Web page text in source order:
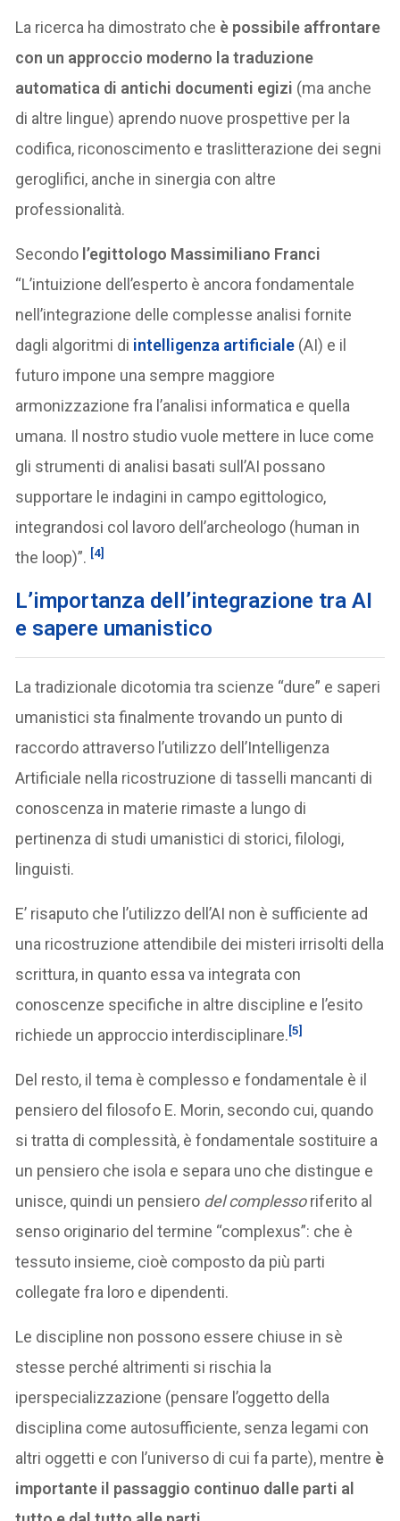
La ricerca ha dimostrato che è possibile affrontare
con un approccio moderno la traduzione
automatica di antichi documenti egizi (ma anche
di altre lingue) aprendo nuove prospettive per la
codifica, riconoscimento e traslitterazione dei segni
geroglifici, anche in sinergia con altre
professionalità.
Secondo l’egittologo Massimiliano Franci
“L’intuizione dell’esperto è ancora fondamentale
nell’integrazione delle complesse analisi fornite
dagli algoritmi di intelligenza artificiale (AI) e il
futuro impone una sempre maggiore
armonizzazione fra l’analisi informatica e quella
umana. Il nostro studio vuole mettere in luce come
gli strumenti di analisi basati sull’AI possano
supportare le indagini in campo egittologico,
integrandosi col lavoro dell’archeologo (human in
the loop)”. [4]
L’importanza dell’integrazione tra AI
e sapere umanistico
La tradizionale dicotomia tra scienze “dure” e saperi
umanistici sta finalmente trovando un punto di
raccordo attraverso l’utilizzo dell’Intelligenza
Artificiale nella ricostruzione di tasselli mancanti di
conoscenza in materie rimaste a lungo di
pertinenza di studi umanistici di storici, filologi,
linguisti.
E’ risaputo che l’utilizzo dell’AI non è sufficiente ad
una ricostruzione attendibile dei misteri irrisolti della
scrittura, in quanto essa va integrata con
conoscenze specifiche in altre discipline e l’esito
richiede un approccio interdisciplinare.[5]
Del resto, il tema è complesso e fondamentale è il
pensiero del filosofo E. Morin, secondo cui, quando
si tratta di complessità, è fondamentale sostituire a
un pensiero che isola e separa uno che distingue e
unisce, quindi un pensiero del complessoriferito al
senso originario del termine “complexus”: che è
tessuto insieme, cioè composto da più parti
collegate fra loro e dipendenti.
Le discipline non possono essere chiuse in sè
stesse perché altrimenti si rischia la
iperspecializzazione (pensare l’oggetto della
disciplina come autosufficiente, senza legami con
altri oggetti e con l’universo di cui fa parte), mentre è
importante il passaggio continuo dalle parti al